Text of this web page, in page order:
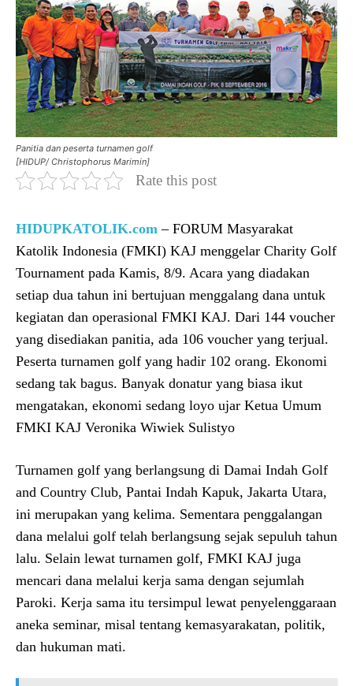
Panitia dan peserta turnamen golf
[HIDUP/ Christophorus Marimin]
Rate this post
HIDUPKATOLIK.com – FORUM Masyarakat
Katolik Indonesia (FMKI) KAJ menggelar Charity Golf
Tournament pada Kamis, 8/9. Acara yang diadakan
setiap dua tahun ini bertujuan menggalang dana untuk
kegiatan dan operasional FMKI KAJ. Dari 144 voucher
yang disediakan panitia, ada 106 voucher yang terjual.
Peserta turnamen golf yang hadir 102 orang. Ekonomi
sedang tak bagus. Banyak donatur yang biasa ikut
mengatakan, ekonomi sedang loyo ujar Ketua Umum
FMKI KAJ Veronika Wiwiek Sulistyo
Turnamen golf yang berlangsung di Damai Indah Golf
and Country Club, Pantai Indah Kapuk, Jakarta Utara,
ini merupakan yang kelima. Sementara penggalangan
dana melalui golf telah berlangsung sejak sepuluh tahun
lalu. Selain lewat turnamen golf, FMKI KAJ juga
mencari dana melalui kerja sama dengan sejumlah
Paroki. Kerja sama itu tersimpul lewat penyelenggaraan
aneka seminar, misal tentang kemasyarakatan, politik,
dan hukuman mati.